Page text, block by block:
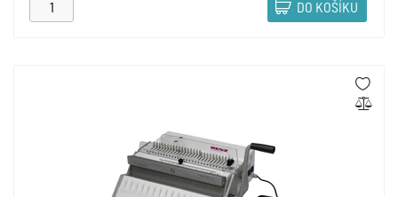
DO KOŠÍKU